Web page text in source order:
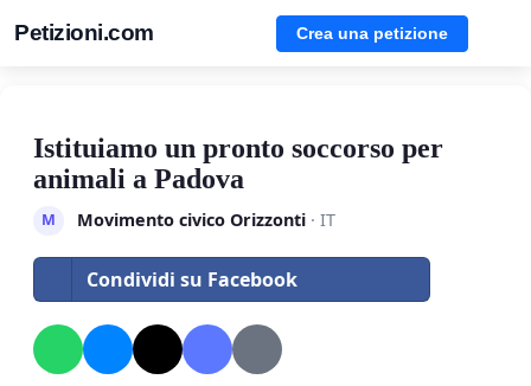
Petizioni.com Crea una petizione
Istituiamo un pronto soccorso per
animali a Padova
M Movimento civico Orizzonti· IT
Condividi su Facebook